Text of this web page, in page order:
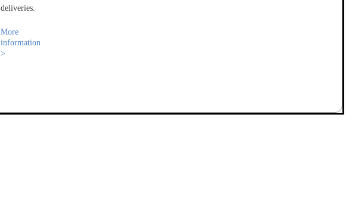
deliveries.
More
information
>